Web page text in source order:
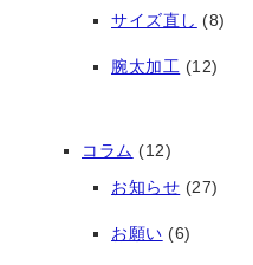
サイズ直し (8)
腕太加工 (12)
コラム (12)
お知らせ (27)
お願い (6)